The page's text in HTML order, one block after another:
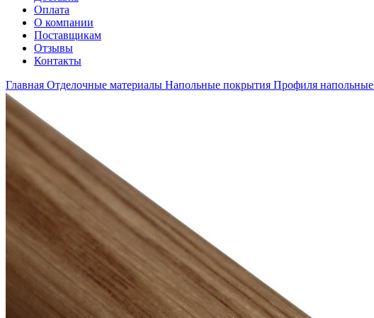
Оплата
О компании
Поставщикам
Отзывы
Контакты
Главная Отделочные материалы Напольные покрытия Профиля напольные